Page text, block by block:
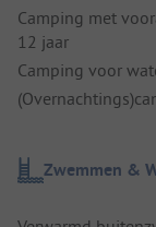
Camping met
12 jaar
Camping voor
Zwemmen &